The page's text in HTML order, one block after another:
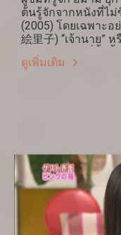
ต้นรู้จักจากหนังที่ไม่
(2005) โดยเฉพาะอ
絵里子) “เจ้านาย”
อาชญากรรมที่ตั้งขึ้
(2009,2011) แม้หนั
道夫) ผู้เขียนบท โค
นำ อมามิ ยุกิ (天海
ตำรวจเรื่อง Boss
ดูเพิ่มเติม